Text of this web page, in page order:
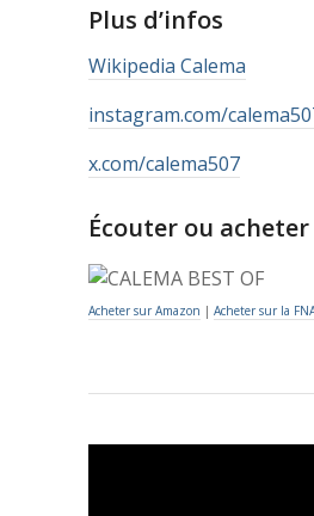
Plus d’infos
Wikipedia Calema
instagram.com/
x.com/calema507
Écouter ou acheter
Acheter sur Amazon | Acheter sur la